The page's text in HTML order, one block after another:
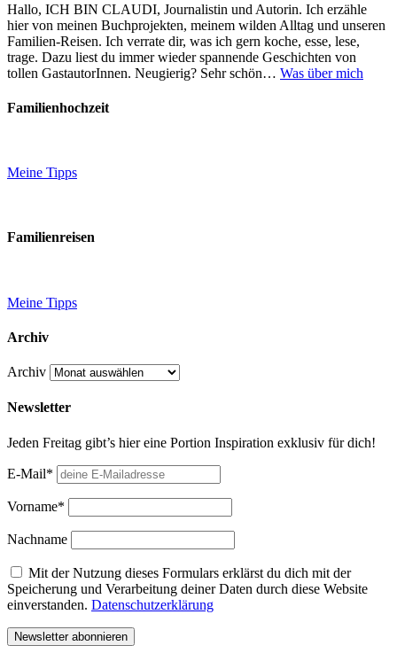
Hallo, ICH BIN CLAUDI, Journalistin und Autorin. Ich erzähle
hier von meinen Buchprojekten, meinem wilden Alltag und unseren
Familien-Reisen. Ich verrate dir, was ich gern koche, esse, lese,
trage. Dazu liest du immer wieder spannende Geschichten von
tollen GastautorInnen. Neugierig? Sehr schön… Was über mich
Familienhochzeit
Meine Tipps
Familienreisen
Meine Tipps
Archiv
Archiv
Newsletter
Jeden Freitag gibt’s hier eine Portion Inspiration exklusiv für dich!
E-Mail*
Vorname*
Nachname
Mit der Nutzung dieses Formulars erklärst du dich mit der
Speicherung und Verarbeitung deiner Daten durch diese Website
einverstanden. Datenschutzerklärung